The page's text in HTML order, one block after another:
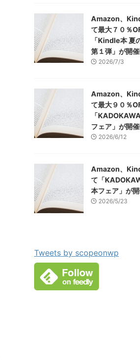
Amazon、
て最大７０％
「Kindle本 夏
第１弾」が開
2026/7/3
Amazon、
て最大９０％
「
フェア」が開
2026/6/12
Amazon、
て「
本フェア」が
2026/5/23
Tweets by scopeonwp